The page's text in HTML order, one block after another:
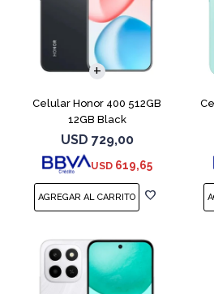
Celular Honor 400 512GB
12GB Black
USD 729,00
USD 619,65
COMPARAR